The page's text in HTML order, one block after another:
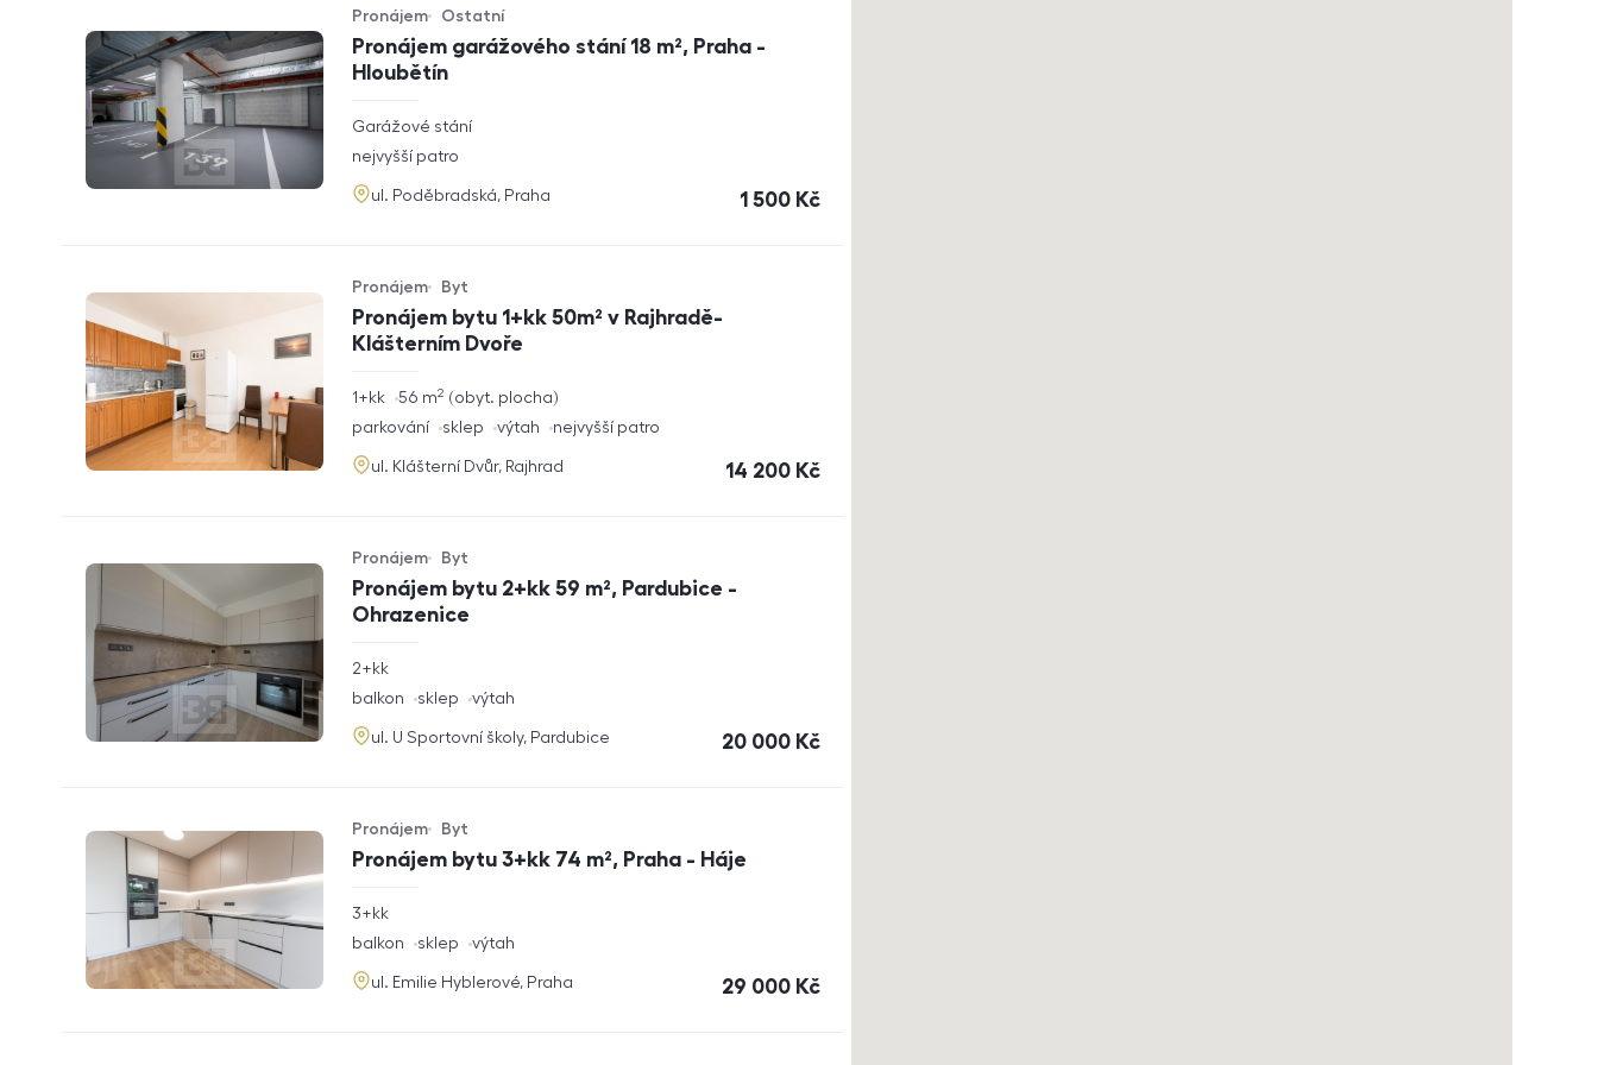
Pronájem garážového stání 18 m², Praha -
Hloubětín
Typ nabídky
Pronájem
Typ nemovitosti
Ostatní
rozměry
Garážové stání
funkce
nejvyšší patro
adresa
ul. Poděbradská, Praha cena
1 500 Kč
Pronájem bytu 1+kk 50m² v Rajhradě-
Klášterním Dvoře
Typ nabídky
Pronájem
Typ nemovitosti
Byt
rozměry
1+kk obyt. plocha
56 m2
funkce
parkování sklep výtah nejvyšší patro
adresa
ul. Klášterní Dvůr, Rajhrad cena
14 200 Kč
Pronájem bytu 2+kk 59 m², Pardubice -
Ohrazenice
Typ nabídky
Pronájem
Typ nemovitosti
Byt
rozměry
2+kk
funkce
balkon sklep výtah
adresa
ul. U Sportovní školy, Pardubice cena
20 000 Kč
Pronájem bytu 3+kk 74 m², Praha - Háje
Typ nabídky
Pronájem
Typ nemovitosti
Byt
rozměry
3+kk
funkce
balkon sklep výtah
adresa
ul. Emilie Hyblerové, Praha cena
29 000 Kč